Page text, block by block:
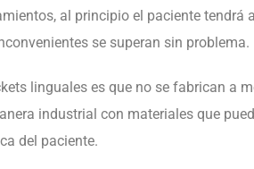
al principio el paciente
se superan sin problema.
linguales es que no se fabrican a
industrial con materiales que
del paciente.